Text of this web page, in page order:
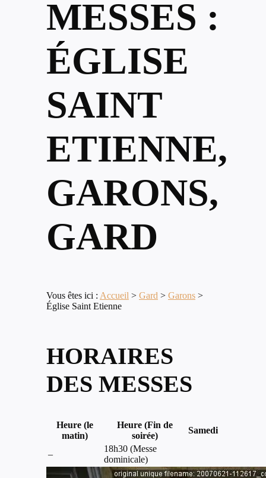
MESSES :
ÉGLISE
SAINT
ETIENNE,
GARONS,
GARD
Vous êtes ici : Accueil > Gard > Garons >
Église Saint Etienne
HORAIRES
DES MESSES
Heure (le
matin)
Heure (Fin de
soirée)
Samedi
–
18h30 (Messe
dominicale)